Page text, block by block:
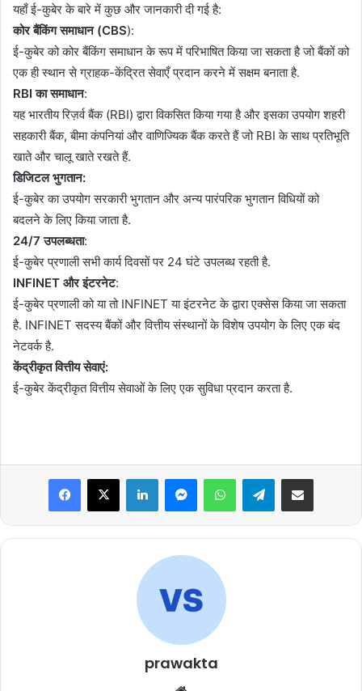
यहाँ ई-कुबेर के बारे में कुछ और जानकारी दी गई है:
कोर बैंकिंग समाधान (CBS):
ई-कुबेर को कोर बैंकिंग समाधान के रूप में परिभाषित किया जा सकता है जो बैंकों को
एक ही स्थान से ग्राहक-केंद्रित सेवाएँ प्रदान करने में सक्षम बनाता है.
RBI का समाधान:
यह भारतीय रिज़र्व बैंक (RBI) द्वारा विकसित किया गया है और इसका उपयोग शहरी
सहकारी बैंक, बीमा कंपनियां और वाणिज्यिक बैंक करते हैं जो RBI के साथ प्रतिभूति
खाते और चालू खाते रखते हैं.
डिजिटल भुगतान:
ई-कुबेर का उपयोग सरकारी भुगतान और अन्य पारंपरिक भुगतान विधियों को
बदलने के लिए किया जाता है.
24/7 उपलब्धता:
ई-कुबेर प्रणाली सभी कार्य दिवसों पर 24 घंटे उपलब्ध रहती है.
INFINET और इंटरनेट:
ई-कुबेर प्रणाली को या तो INFINET या इंटरनेट के द्वारा एक्सेस किया जा सकता
है. INFINET सदस्य बैंकों और वित्तीय संस्थानों के विशेष उपयोग के लिए एक बंद
नेटवर्क है.
केंद्रीकृत वित्तीय सेवाएं:
ई-कुबेर केंद्रीकृत वित्तीय सेवाओं के लिए एक सुविधा प्रदान करता है.
Facebook
X LinkedInMessengerWhatsAppTelegramShare via Email
prawakta